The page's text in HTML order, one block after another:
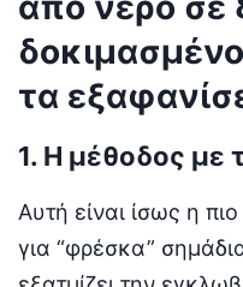
τα
1. Η μέθοδος με
Αυτή είναι ίσως η
για “φρέσκα”